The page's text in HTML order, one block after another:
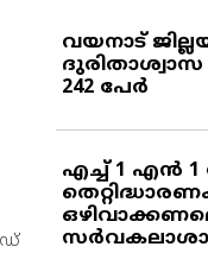
വയനാട്
ദുരിതാശ്വാസ
242 പേര്‍
എച്ച് 1 എന്‍